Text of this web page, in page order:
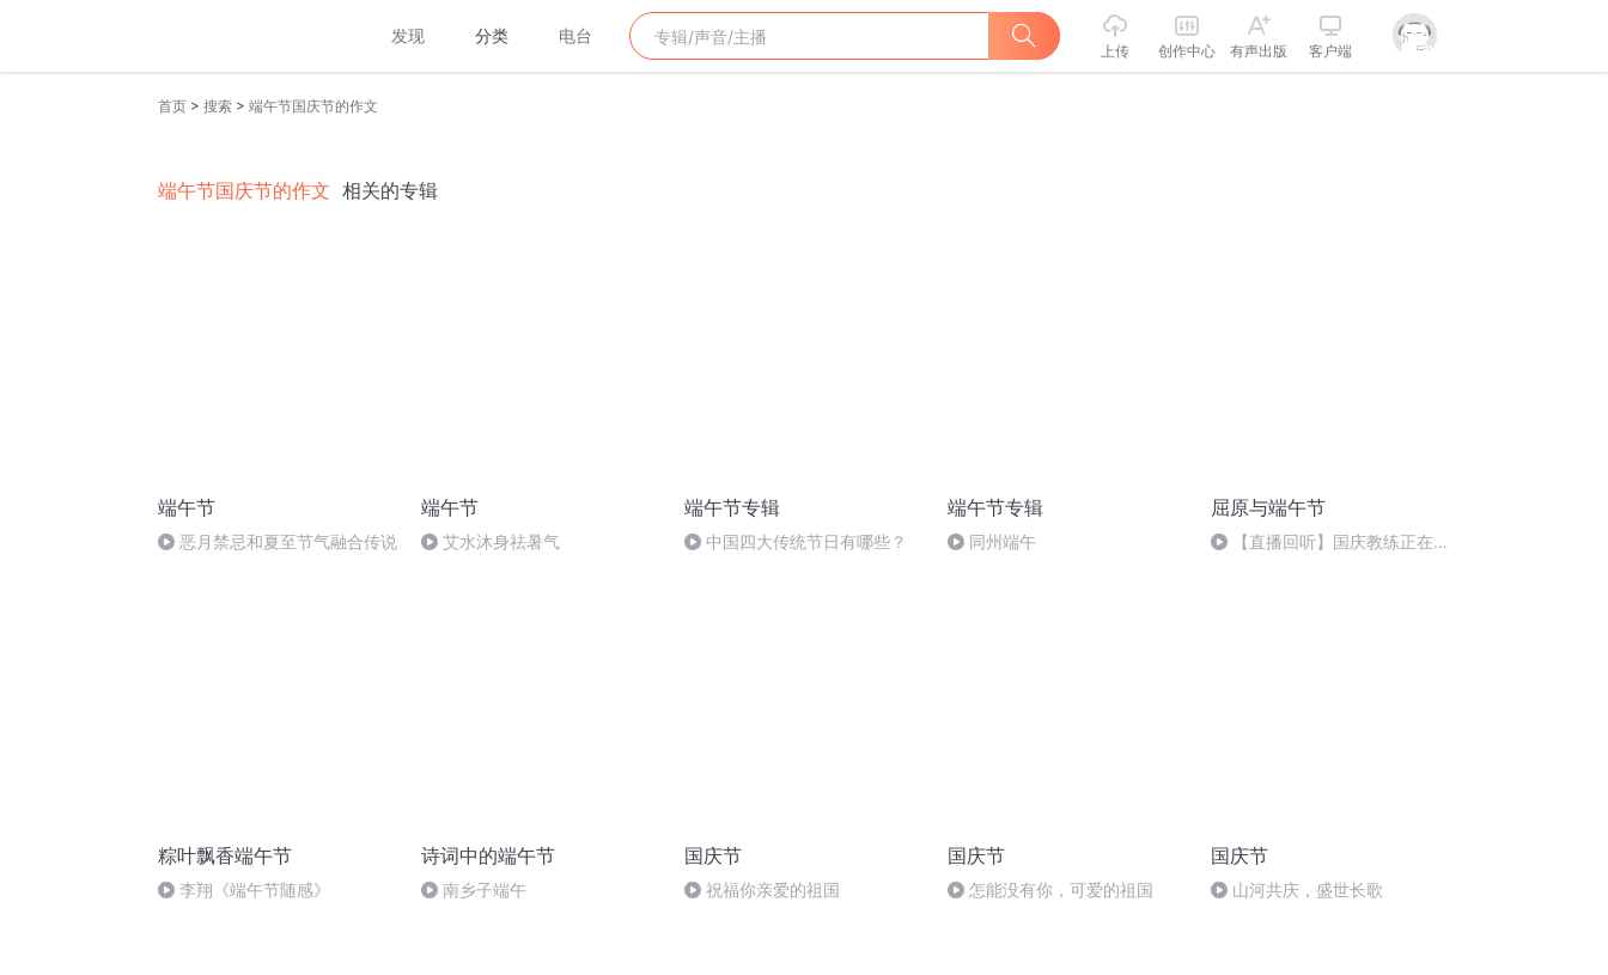
发现 分类 电台
上传 创作中心 有声出版 客户端
首页 > 搜索 > 端午节国庆节的作文
端午节国庆节的作文 相关的专辑
端午节
恶月禁忌和夏至节气融合传说
端午节
艾水沐身祛暑气
端午节专辑
中国四大传统节日有哪些？
端午节专辑
同州端午
屈原与端午节
【直播回听】国庆教练正在直
粽叶飘香端午节
李翔《端午节随感》
诗词中的端午节
南乡子端午
国庆节
祝福你亲爱的祖国
国庆节
怎能没有你，可爱的祖国
国庆节
山河共庆，盛世长歌